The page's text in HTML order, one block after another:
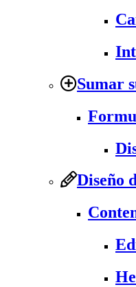
Sumar
Diseño